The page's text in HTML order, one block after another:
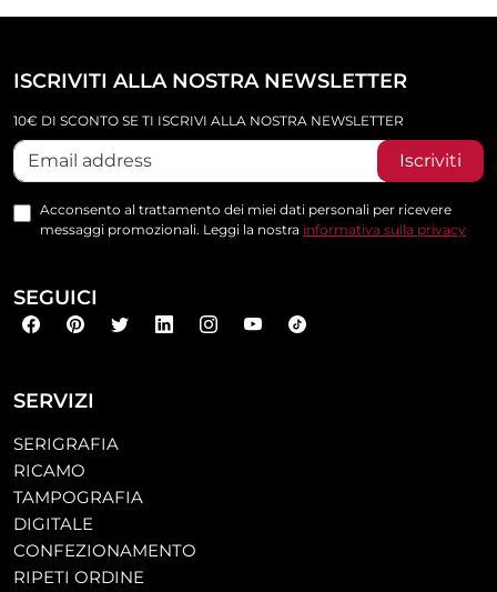
SERVIZI
SERIGRAFIA
RICAMO
TAMPOGRAFIA
DIGITALE
CONFEZIONAMENTO
RIPETI ORDINE
ISCRIVITI ALLA NOSTRA NEWSLETTER
10€ DI SCONTO SE TI ISCRIVI ALLA NOSTRA NEWSLETTER
Iscriviti
Acconsento al trattamento dei miei dati personali per ricevere
messaggi promozionali. Leggi la nostra informativa sulla privacy
SEGUICI